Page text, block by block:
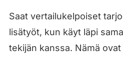
Saat vertailukelpoiset
lisätyöt, kun käyt läpi
tekijän kanssa. Nämä